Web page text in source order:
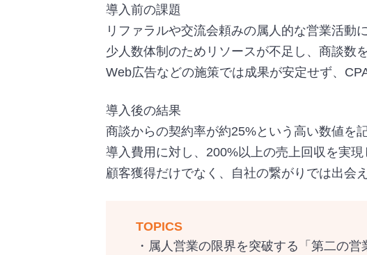
導入前の課題
リファラルや交流会頼みの属人的な営業活動
少人数体制のためリソースが不足し、商談数
Web広告などの施策では成果が安定せず、
導入後の結果
商談からの契約率が約25%という高い数値を
導入費用に対し、200%以上の売上回収を実現
顧客獲得だけでなく、自社の繋がりでは出会
TOPICS
・属人営業の限界を突破する「第二の